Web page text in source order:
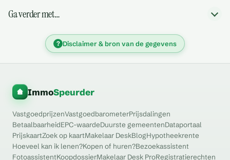
Ga verder met…
? Disclaimer & bron van de gegevens
ImmoSpeurder
VastgoedprijzenVastgoedbarometerPrijsdalingen
BetaalbaarheidEPC-waardeDuurste gemeentenDataportaal
PrijskaartZoek op kaartMakelaar DeskBlogHypotheekrente
Hoeveel kan ik lenen?Kopen of huren?Bezoekassistent
FotoassistentKoopdossierMakelaar Desk ProRegistratierechten